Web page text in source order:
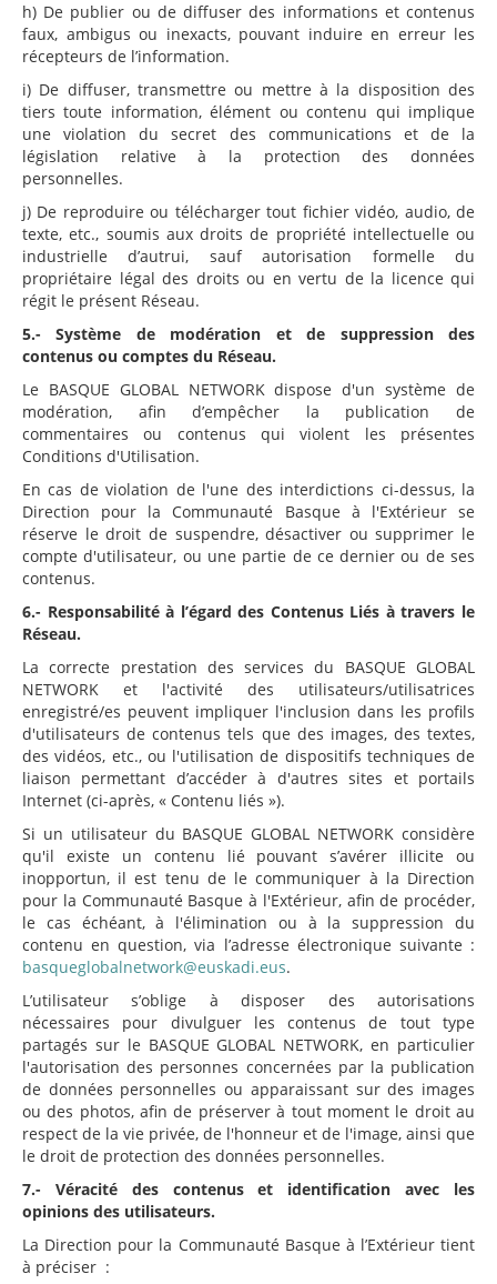
h) De publier ou de diffuser des informations et contenus
faux, ambigus ou inexacts, pouvant induire en erreur les
récepteurs de l’information.
i) De diffuser, transmettre ou mettre à la disposition des
tiers toute information, élément ou contenu qui implique
une violation du secret des communications et de la
législation relative à la protection des données
personnelles.
j) De reproduire ou télécharger tout fichier vidéo, audio, de
texte, etc., soumis aux droits de propriété intellectuelle ou
industrielle d’autrui, sauf autorisation formelle du
propriétaire légal des droits ou en vertu de la licence qui
régit le présent Réseau.
5.- Système de modération et de suppression des
contenus ou comptes du Réseau.
Le BASQUE GLOBAL NETWORK dispose d'un système de
modération, afin d’empêcher la publication de
commentaires ou contenus qui violent les présentes
Conditions d'Utilisation.
En cas de violation de l'une des interdictions ci-dessus, la
Direction pour la Communauté Basque à l'Extérieur se
réserve le droit de suspendre, désactiver ou supprimer le
compte d'utilisateur, ou une partie de ce dernier ou de ses
contenus.
6.- Responsabilité à l’égard des Contenus Liés à travers le
Réseau.
La correcte prestation des services du BASQUE GLOBAL
NETWORK et l'activité des utilisateurs/utilisatrices
enregistré/es peuvent impliquer l'inclusion dans les profils
d'utilisateurs de contenus tels que des images, des textes,
des vidéos, etc., ou l'utilisation de dispositifs techniques de
liaison permettant d’accéder à d'autres sites et portails
Internet (ci-après, « Contenu liés »).
Si un utilisateur du BASQUE GLOBAL NETWORK considère
qu'il existe un contenu lié pouvant s’avérer illicite ou
inopportun, il est tenu de le communiquer à la Direction
pour la Communauté Basque à l'Extérieur, afin de procéder,
le cas échéant, à l'élimination ou à la suppression du
contenu en question, via l’adresse électronique suivante :
basqueglobalnetwork@euskadi.eus.
L’utilisateur s’oblige à disposer des autorisations
nécessaires pour divulguer les contenus de tout type
partagés sur le BASQUE GLOBAL NETWORK, en particulier
l'autorisation des personnes concernées par la publication
de données personnelles ou apparaissant sur des images
ou des photos, afin de préserver à tout moment le droit au
respect de la vie privée, de l'honneur et de l'image, ainsi que
le droit de protection des données personnelles.
7.- Véracité des contenus et identification avec les
opinions des utilisateurs.
La Direction pour la Communauté Basque à l’Extérieur tient
à préciser :